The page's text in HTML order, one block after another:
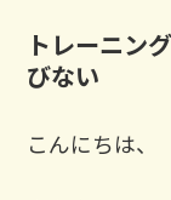
トレーニン
びない
こんにちは、